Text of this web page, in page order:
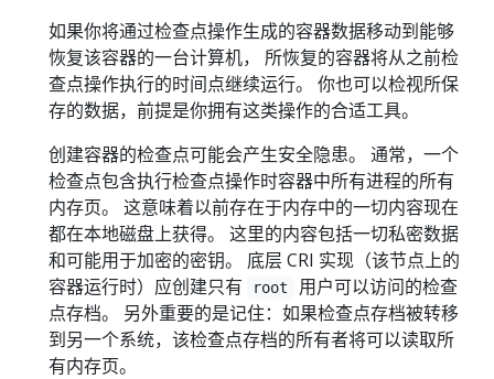
如果你将通过检查点操作生成的容器数据移动到能够
恢复该容器的一台计算机， 所恢复的容器将从之前检
查点操作执行的时间点继续运行。 你也可以检视所保
存的数据，前提是你拥有这类操作的合适工具。
创建容器的检查点可能会产生安全隐患。 通常，一个
检查点包含执行检查点操作时容器中所有进程的所有
内存页。 这意味着以前存在于内存中的一切内容现在
都在本地磁盘上获得。 这里的内容包括一切私密数据
和可能用于加密的密钥。 底层 CRI 实现（该节点上的
容器运行时）应创建只有
root
用户可以访问的检查
点存档。 另外重要的是记住：如果检查点存档被转移
到另一个系统，该检查点存档的所有者将可以读取所
有内存页。